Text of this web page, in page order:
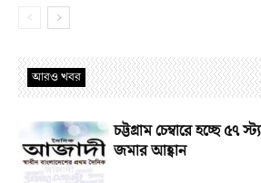
আরও খবর
চট্টগ্রাম চেম্বারে হচ্ছে ৫৭
জমার আহ্বান